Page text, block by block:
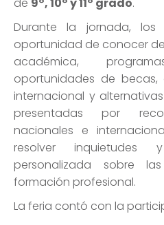
de 9°, 10° y 11° grado.
Durante la jornada, los
oportunidad de conocer
académica,
oportunidades de
internacional y
presentadas por
nacionales e
resolver inquietudes
personalizada sobre
formación profesional.
La feria contó con la